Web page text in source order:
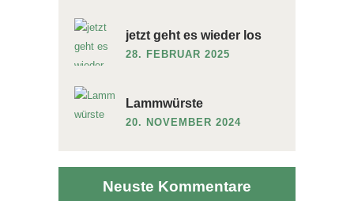
jetzt geht es wieder los
28. FEBRUAR 2025
Lammwürste
20. NOVEMBER 2024
Neuste Kommentare